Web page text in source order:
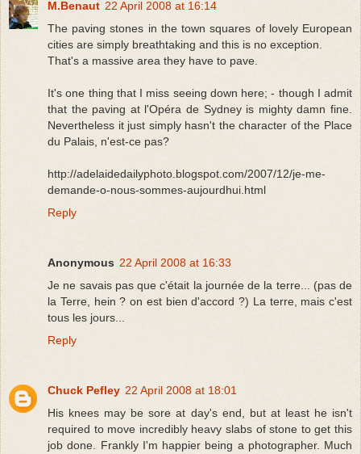
M.Benaut 22 April 2008 at 16:14
The paving stones in the town squares of lovely European
cities are simply breathtaking and this is no exception.
That's a massive area they have to pave.
It's one thing that I miss seeing down here; - though I admit
that the paving at l'Opéra de Sydney is mighty damn fine.
Nevertheless it just simply hasn't the character of the Place
du Palais, n'est-ce pas?
http://adelaidedailyphoto.blogspot.com/2007/12/je-me-
demande-o-nous-sommes-aujourdhui.html
Reply
Anonymous 22 April 2008 at 16:33
Je ne savais pas que c'était la journée de la terre... (pas de
la Terre, hein ? on est bien d'accord ?) La terre, mais c'est
tous les jours...
Reply
Chuck Pefley 22 April 2008 at 18:01
His knees may be sore at day's end, but at least he isn't
required to move incredibly heavy slabs of stone to get this
job done. Frankly I'm happier being a photographer. Much